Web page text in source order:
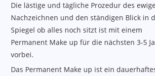
Die lästige und tägliche Prozedur des
Nachzeichnen und den ständigen Blick in
Spiegel ob alles noch sitzt ist mit einem
Permanent Make up für die nächsten 3-5
vorbei.
Das Permanent Make up ist ein